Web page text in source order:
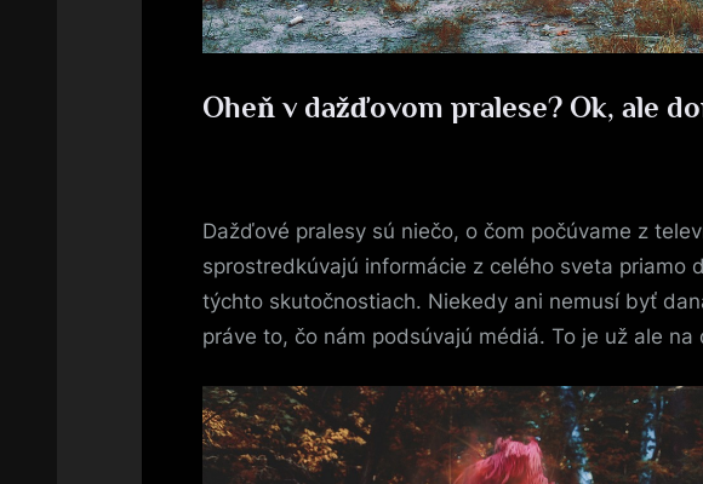
Oheň v dažďovom pralese? Ok, ale
Dažďové pralesy sú niečo, o čom počúvame z
sprostredkúvajú informácie z celého sveta priamo
týchto skutočnostiach. Niekedy ani nemusí byť
práve to, čo nám podsúvajú médiá. To je už ale